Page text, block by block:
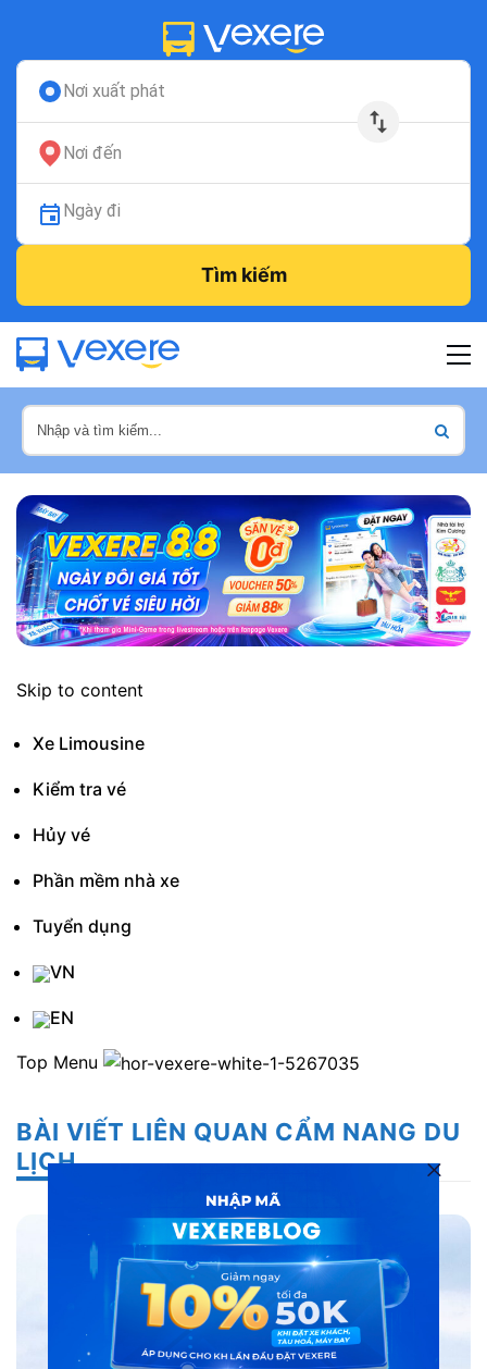
Nơi xuất phát
Nơi đến
Ngày đi
Tìm kiếm
Skip to content
Xe Limousine
Kiểm tra vé
Hủy vé
Phần mềm nhà xe
Tuyển dụng
VN
EN
Top Menu
BÀI VIẾT LIÊN QUAN CẨM NANG DU
LỊCH